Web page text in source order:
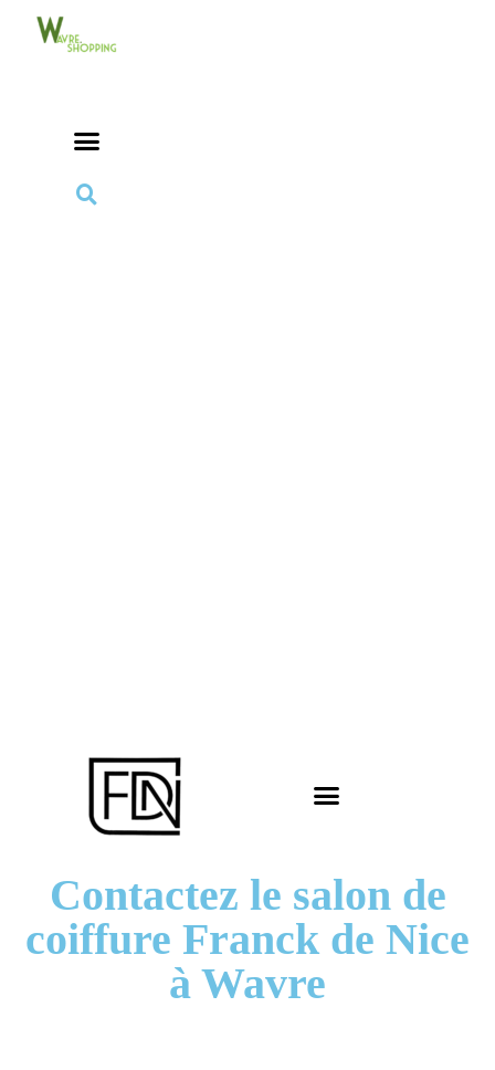
Contactez le salon de
coiffure Franck de Nice
à Wavre